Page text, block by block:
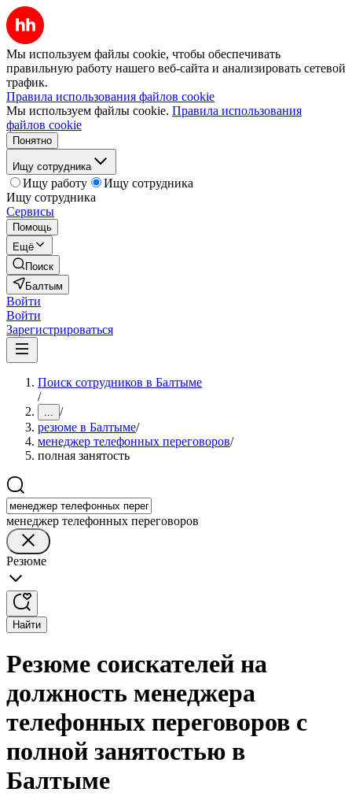
Мы используем файлы cookie, чтобы обеспечивать
правильную работу нашего веб-сайта и анализировать сетевой
трафик.
Правила использования файлов cookie
Мы используем файлы cookie. Правила использования
файлов cookie
Понятно
Ищу сотрудника
Ищу работу
Ищу сотрудника
Ищу сотрудника
Сервисы
Помощь
Ещё
Поиск
Балтым
Войти
Войти
Зарегистрироваться
Поиск сотрудников в Балтыме
/
... /
резюме в Балтыме/
менеджер телефонных переговоров/
полная занятость
менеджер телефонных переговоров
Резюме
Найти
Резюме соискателей на
должность менеджера
телефонных переговоров с
полной занятостью в
Балтыме